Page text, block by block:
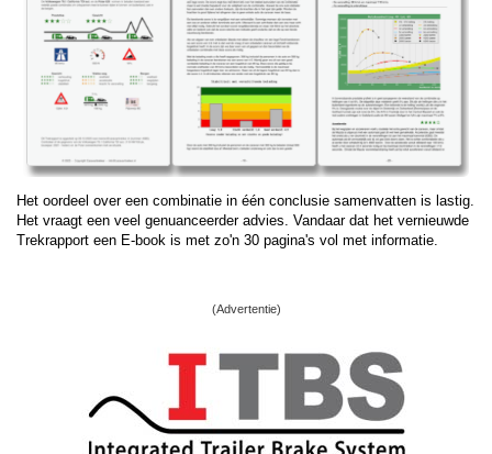
Het oordeel over een combinatie in één conclusie samenvatten is lastig.
Het vraagt een veel genuanceerder advies. Vandaar dat het vernieuwde
Trekrapport een E-book is met zo'n 30 pagina's vol met informatie.
(Advertentie)